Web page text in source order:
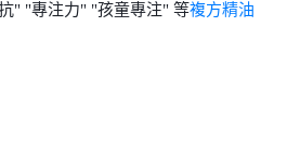
" "專注力" "孩童專注" 等複方精油